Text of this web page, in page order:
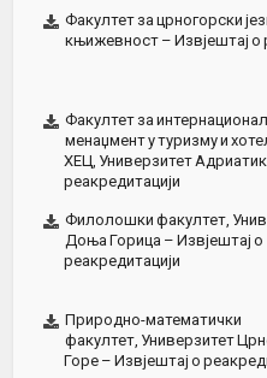
Факултет за црногорски
књижевност – Извјештај о
Факултет за
менаџмент у туризму и
ХЕЦ, Универзитет
реакредитацији
Филолошки факултет,
Доња Горица – Извјештај о
реакредитацији
Природно-математички
факултет, Универзитет
Горе – Извјештај о